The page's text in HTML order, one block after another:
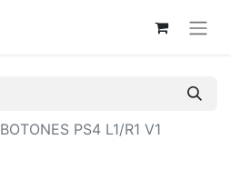
BOTONES PS4 L1/R1 V1